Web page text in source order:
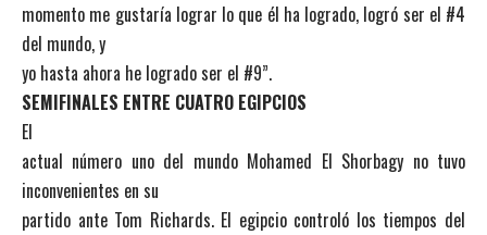
momento me gustaría lograr lo que él ha logrado, logró ser el #4
del mundo, y
yo hasta ahora he logrado ser el #9”.
SEMIFINALES ENTRE CUATRO EGIPCIOS
El
actual número uno del mundo Mohamed El Shorbagy no tuvo
inconvenientes en su
partido ante Tom Richards. El egipcio controló los tiempos del